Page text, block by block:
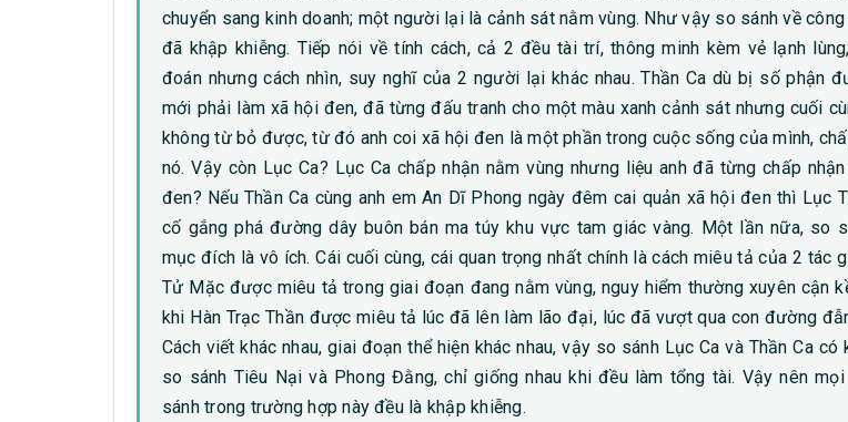
chuyển sang kinh doanh; một người lại là cảnh sát nằm vùng. Như vậy so sánh về
đã khập khiễng. Tiếp nói về tính cách, cả 2 đều tài trí, thông minh kèm vẻ lạnh
đoán nhưng cách nhìn, suy nghĩ của 2 người lại khác nhau. Thần Ca dù bị số phận
mới phải làm xã hội đen, đã từng đấu tranh cho một màu xanh cảnh sát nhưng cuối
không từ bỏ được, từ đó anh coi xã hội đen là một phần trong cuộc sống của mình,
nó. Vậy còn Lục Ca? Lục Ca chấp nhận nằm vùng nhưng liệu anh đã từng chấp
đen? Nếu Thần Ca cùng anh em An Dĩ Phong ngày đêm cai quản xã hội đen thì Lục
cố gắng phá đường dây buôn bán ma túy khu vực tam giác vàng. Một lần nữa, so
mục đích là vô ích. Cái cuối cùng, cái quan trọng nhất chính là cách miêu tả của 2 tác
Tử Mặc được miêu tả trong giai đoạn đang nằm vùng, nguy hiểm thường xuyên cận
khi Hàn Trạc Thần được miêu tả lúc đã lên làm lão đại, lúc đã vượt qua con đường
Cách viết khác nhau, giai đoạn thể hiện khác nhau, vậy so sánh Lục Ca và Thần Ca có
so sánh Tiêu Nại và Phong Đằng, chỉ giống nhau khi đều làm tổng tài. Vậy nên
sánh trong trường hợp này đều là khập khiễng.